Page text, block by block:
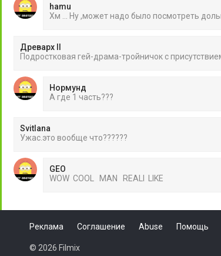
hamu
Хм ... Ну ,может надо было посмотреть
Древарх II
Подростковая гей-драма-тройничок с
Нормунд
А где 1 часть???
Svitlana
Ужас.это вообще что??????
GEO
WOW COOL MAN REALI LIKE
Реклама Соглашение Abuse Помощь
© 2026 Filmix